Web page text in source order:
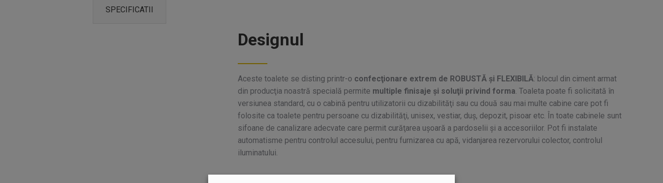
SPECIFICATII
Designul
Aceste toalete se disting printr-o confecţionare extrem de ROBUSTĂ şi FLEXIBILĂ: blocul din ciment armat
din producţia noastră specială permite multiple finisaje şi soluţii privind forma. Toaleta poate fi solicitată în
versiunea standard, cu o cabină pentru utilizatorii cu dizabilităţi sau cu două sau mai multe cabine care pot fi
folosite ca toalete pentru persoane cu dizabilităţi, unisex, vestiar, duş, depozit, pisoar etc. În toate cabinele sunt
sifoane de canalizare adecvate care permit curăţarea uşoară a pardoselii şi a accesoriilor. Pot fi instalate
automatisme pentru controlul accesului, pentru furnizarea cu apă, vidanjarea rezervorului colector, controlul
iluminatului.